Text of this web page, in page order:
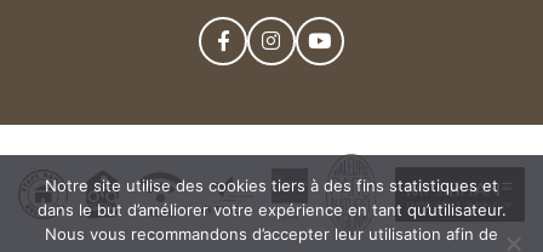
Facebook
Instagram
YouTube
Notre site utilise des cookies tiers à des fins statistiques et
dans le but d’améliorer votre expérience en tant qu’utilisateur.
Nous vous recommandons d’accepter leur utilisation afin de